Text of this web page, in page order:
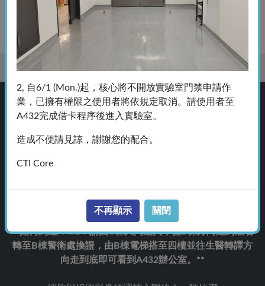
Registration process video
Home
地址：115 台北市南港區研究院路一段130巷99號 (A棟
A432室)
**如何到達A432：請由C棟大門進入，往B棟方向走到底右
轉至B棟警衛處換證，由B棟電梯搭至四樓並往生醫轉譯方
向走到底即可看到A432辦公室。**
2, 自6/1 (Mon.)起，核心將不開放實驗室門禁申請作
業，已擁有權限之使用者將依規定取消。請使用者至
A432完成借卡程序後進入實驗室。
造成不便請見諒，謝謝您的配合。
CTI Core
不再顯示 關閉